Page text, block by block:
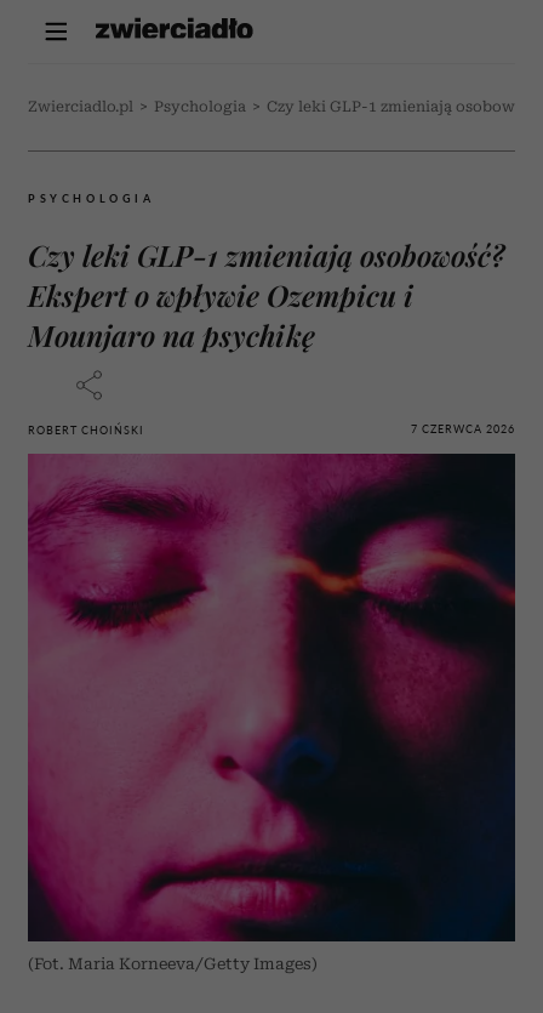
Zwierciadlo.pl > Psychologia > Czy leki GLP-1 zmieniają
PSYCHOLOGIA
Czy leki GLP-1 zmieniają osobowość?
Ekspert o wpływie Ozempicu i
Mounjaro na psychikę
ROBERT CHOIŃSKI 7 CZERWCA 2026
(Fot. Maria Korneeva/Getty Images)